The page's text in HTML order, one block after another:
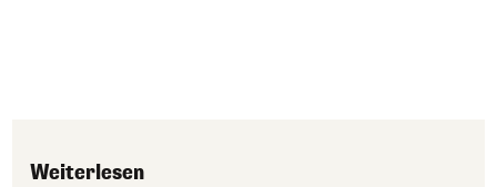
Weiterlesen